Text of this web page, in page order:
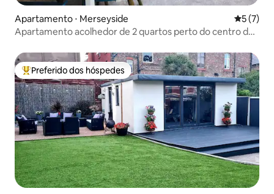
Apartamento ⋅ Merseyside 5 de
5 (7)
Apartamento acolhedor de 2 quartos perto do centro da
Entre os melhores preferidos dos hóspedes
Preferido dos hóspedes